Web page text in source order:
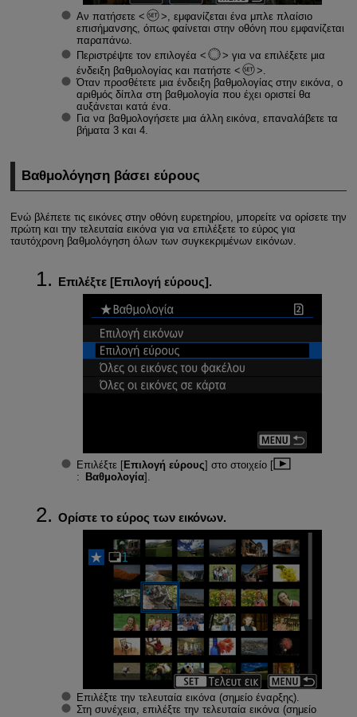
Αν πατήσετε
, εμφανίζεται ένα μπλε πλαίσιο
επισήμανσης, όπως φαίνεται στην οθόνη που εμφανίζεται
παραπάνω.
Περιστρέψτε τον επιλογέα
για να επιλέξετε μια
ένδειξη βαθμολογίας και πατήστε
Όταν προσθέτετε μια ένδειξη βαθμολογίας στην εικόνα, ο
αριθμός δίπλα στη βαθμολογία που έχει οριστεί θα
αυξάνεται κατά ένα.
Για να βαθμολογήσετε μια άλλη εικόνα, επαναλάβετε τα
βήματα 3 και 4.
Βαθμολόγηση βάσει εύρους
Ενώ βλέπετε τις εικόνες στην οθόνη ευρετηρίου, μπορείτε να ορίσετε την
πρώτη και την τελευταία εικόνα για να επιλέξετε το εύρος για
ταυτόχρονη βαθμολόγηση όλων των συγκεκριμένων εικόνων.
Επιλέξτε [Επιλογή εύρους].
Επιλέξτε [Επιλογή εύρους] στο στοιχείο [
:
Βαθμολογία].
Ορίστε το εύρος των εικόνων.
Επιλέξτε την τελευταία εικόνα (σημείο έναρξης).
Στη συνέχεια, επιλέξτε την τελευταία εικόνα (σημείο